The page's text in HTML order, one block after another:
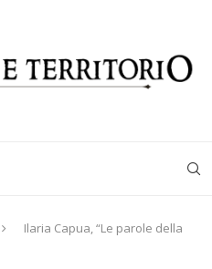
Ilaria Capua, “Le parole della